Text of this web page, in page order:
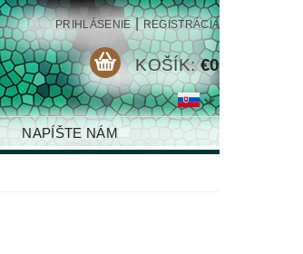
PRIHLÁSENIE | REGISTRÁCIA
KOŠÍK: €0
NAPÍŠTE NÁM